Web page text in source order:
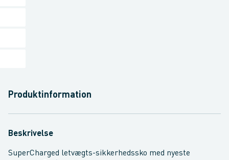
Produktinformation
Beskrivelse
SuperCharged letvægts-sikkerhedssko med nyeste